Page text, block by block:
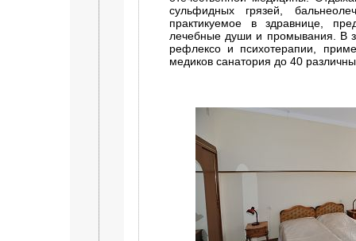
сульфидных грязей,
практикуемое в здравнице,
лечебные души и промывания. В
рефлексо и психотерапии,
медиков санатория до 40